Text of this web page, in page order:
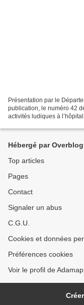
Présentation par le
publication, le numéro 42
activités ludiques à
Hébergé par Overblog
Top articles
Pages
Contact
Signaler un abus
C.G.U.
Cookies et données
Préférences cookies
Voir le profil de